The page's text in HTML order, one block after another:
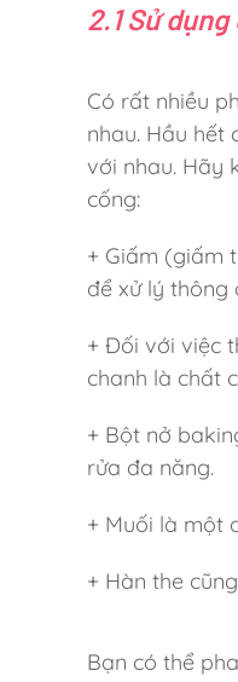
2.1 Sử
Có rất nhiều
nhau. Hầu
với nhau. Hãy
cống:
+ Giấm (giấm
để xử lý thông
+ Đối với việc
chanh là chất
+ Bột nở
rửa đa năng.
+ Muối là một
+ Hàn the
Bạn có thể